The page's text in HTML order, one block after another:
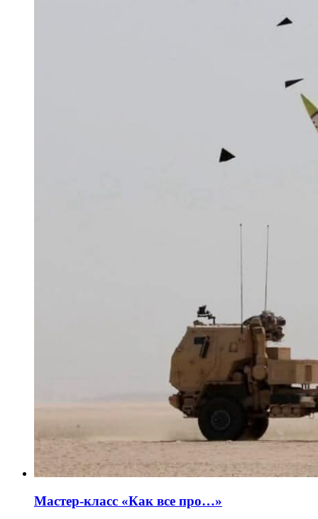
Мастер-класс «Как все про…»